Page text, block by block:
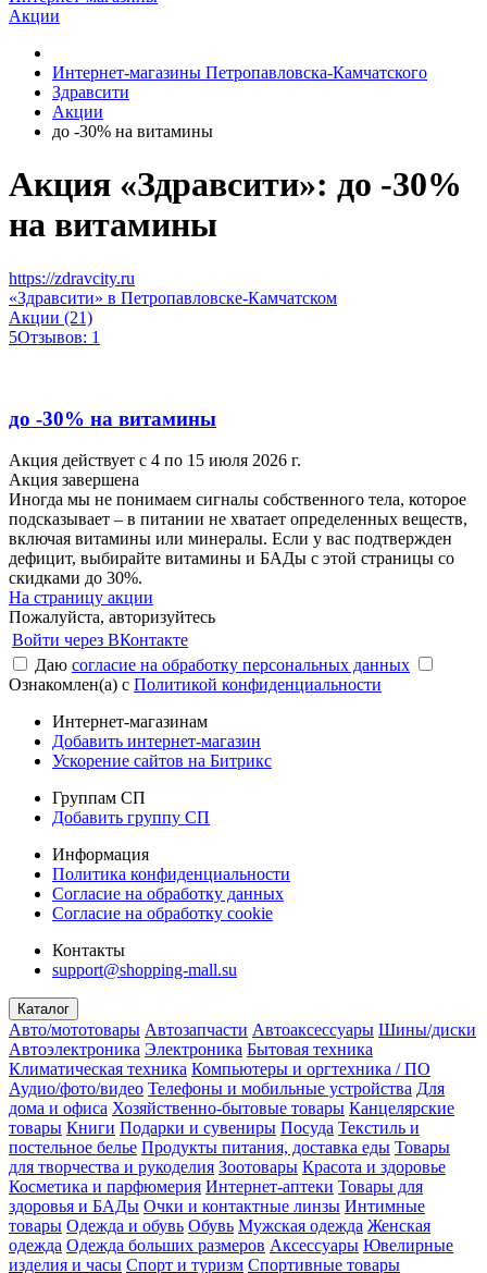
Акции
Интернет-магазины Петропавловска-Камчатского
Здравсити
Акции
до -30% на витамины
Акция «Здравсити»: до -30%
на витамины
https://zdravcity.ru
«Здравсити» в Петропавловске-Камчатском
Акции (21)
5Отзывов: 1
до -30% на витамины
Акция действует с 4 по 15 июля 2026 г.
Акция завершена
Иногда мы не понимаем сигналы собственного тела, которое
подсказывает – в питании не хватает определенных веществ,
включая витамины или минералы. Если у вас подтвержден
дефицит, выбирайте витамины и БАДы с этой страницы со
скидками до 30%.
На страницу акции
Пожалуйста, авторизуйтесь
Войти через ВКонтакте
Даю согласие на обработку персональных данных
Ознакомлен(а) с Политикой конфиденциальности
Интернет-магазинам
Добавить интернет-магазин
Ускорение сайтов на Битрикс
Группам СП
Добавить группу СП
Информация
Политика конфиденциальности
Согласие на обработку данных
Согласие на обработку cookie
Контакты
support@shopping-mall.su
Каталог
Авто/мототовары Автозапчасти Автоаксессуары Шины/диски
Автоэлектроника Электроника Бытовая техника
Климатическая техника Компьютеры и оргтехника / ПО
Аудио/фото/видео Телефоны и мобильные устройства Для
дома и офиса Хозяйственно-бытовые товары Канцелярские
товары Книги Подарки и сувениры Посуда Текстиль и
постельное белье Продукты питания, доставка еды Товары
для творчества и рукоделия Зоотовары Красота и здоровье
Косметика и парфюмерия Интернет-аптеки Товары для
здоровья и БАДы Очки и контактные линзы Интимные
товары Одежда и обувь Обувь Мужская одежда Женская
одежда Одежда больших размеров Аксессуары Ювелирные
изделия и часы Спорт и туризм Спортивные товары